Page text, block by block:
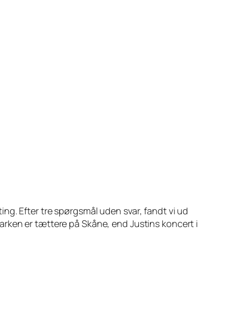
Efter tre spørgsmål uden svar, fandt vi ud
er tættere på Skåne, end Justins koncert i